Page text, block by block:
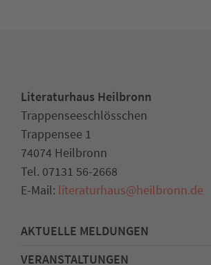
Literaturhaus Heilbronn
Trappenseeschlösschen
Trappensee 1
74074 Heilbronn
Tel. 07131 56-2668
E-Mail: literaturhaus@heilbronn.de
AKTUELLE MELDUNGEN
VERANSTALTUNGEN